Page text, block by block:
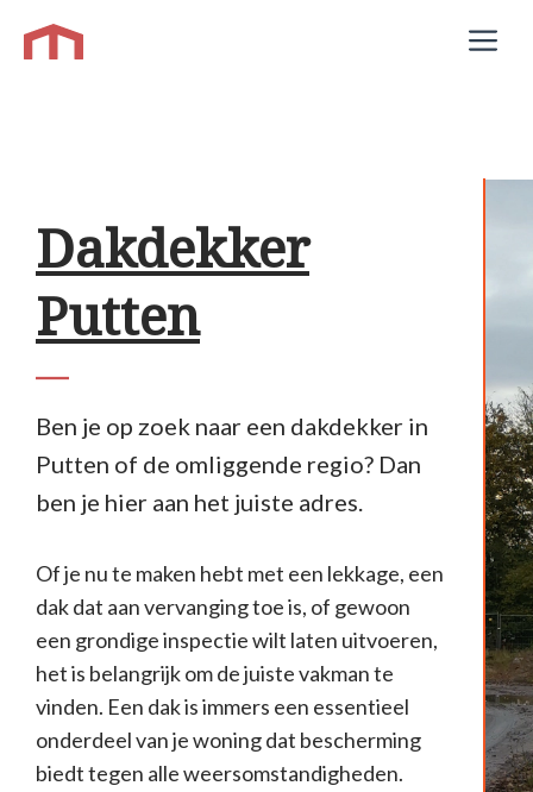
naar
Dakdekker
Putten
Ben je op zoek naar een dakdekker in
Putten of de omliggende regio? Dan
ben je hier aan het juiste adres.
Of je nu te maken hebt met een lekkage, een
dak dat aan vervanging toe is, of gewoon
een grondige inspectie wilt laten uitvoeren,
het is belangrijk om de juiste vakman te
vinden. Een dak is immers een essentieel
onderdeel van je woning dat bescherming
biedt tegen alle weersomstandigheden.